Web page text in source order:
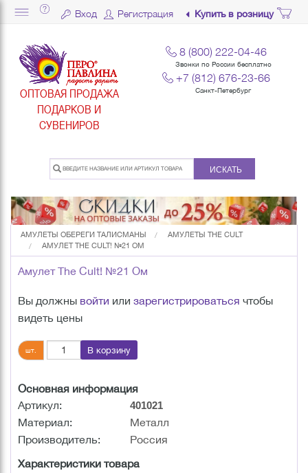
Вход Регистрация Купить в розницу
ОПТОВАЯ ПРОДАЖА
ПОДАРКОВ И
СУВЕНИРОВ
8 (800) 222-04-46
Звонки по России бесплатно
+7 (812) 676-23-66
Санкт-Петербург
ИСКАТЬ
АМУЛЕТЫ ОБЕРЕГИ ТАЛИСМАНЫ
АМУЛЕТЫ THE CULT
АМУЛЕТ THE CULT! №21 ОМ
Амулет The Cult! №21 Ом
Вы должны войти или зарегистрироваться чтобы
видеть цены
шт. В корзину
Основная информация
Артикул:
401021
Материал:
Металл
Производитель:
Россия
Характеристики товара